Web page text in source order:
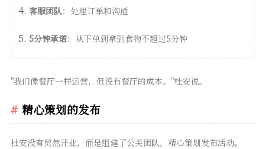
客服团队：处理订单和沟通
5分钟承诺：从下单到拿到食物不超过5分钟
"我们像餐厅一样运营，但没有餐厅的成本。"杜安说。
精心策划的发布
杜安没有贸然开业，而是组建了公关团队，精心策划发布活动。